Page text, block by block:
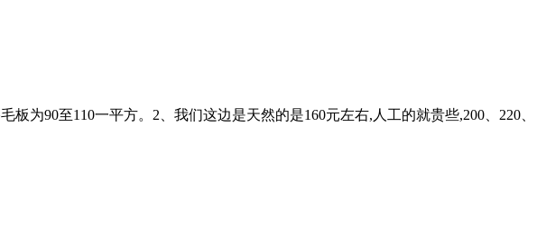
为90至110一平方。2、我们这边是天然的是160元左右,人工的就贵些,200、220、